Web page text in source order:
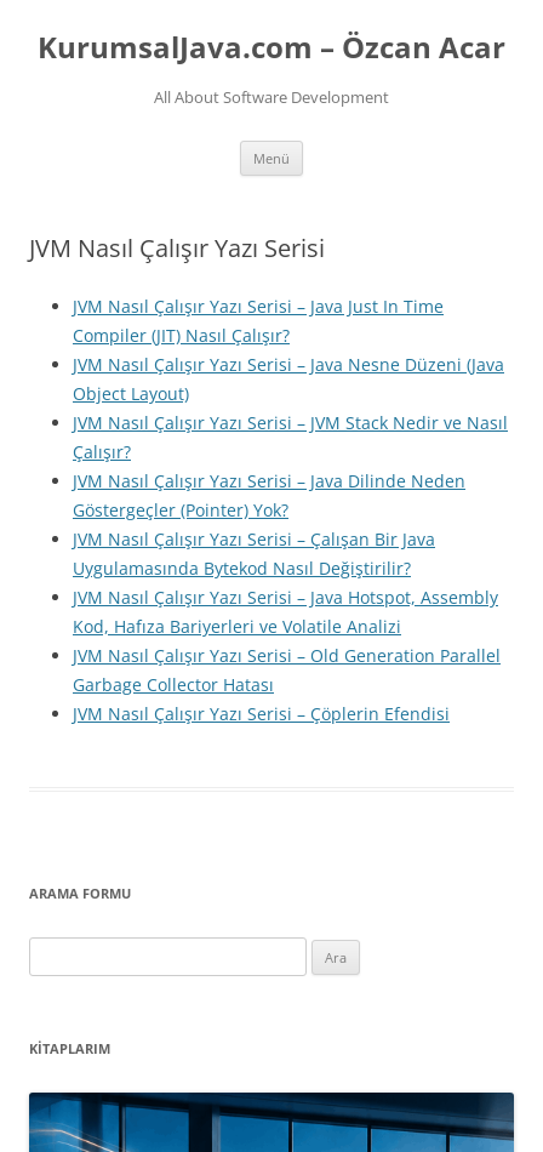
KurumsalJava.com – Özcan Acar
All About Software Development
Menü
JVM Nasıl Çalışır Yazı Serisi
JVM Nasıl Çalışır Yazı Serisi – Java Just In Time
Compiler (JIT) Nasıl Çalışır?
JVM Nasıl Çalışır Yazı Serisi – Java Nesne Düzeni (Java
Object Layout)
JVM Nasıl Çalışır Yazı Serisi – JVM Stack Nedir ve Nasıl
Çalışır?
JVM Nasıl Çalışır Yazı Serisi – Java Dilinde Neden
Göstergeçler (Pointer) Yok?
JVM Nasıl Çalışır Yazı Serisi – Çalışan Bir Java
Uygulamasında Bytekod Nasıl Değiştirilir?
JVM Nasıl Çalışır Yazı Serisi – Java Hotspot, Assembly
Kod, Hafıza Bariyerleri ve Volatile Analizi
JVM Nasıl Çalışır Yazı Serisi – Old Generation Parallel
Garbage Collector Hatası
JVM Nasıl Çalışır Yazı Serisi – Çöplerin Efendisi
ARAMA FORMU
KITAPLARIM